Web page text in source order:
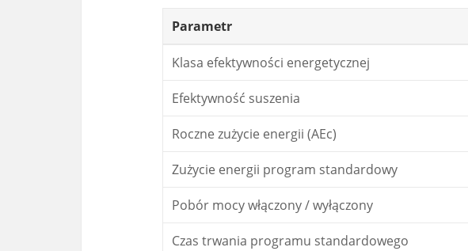
Parametr
Klasa efektywności energetycznej
Efektywność suszenia
Roczne zużycie energii (AEc)
Zużycie energii program standardowy
Pobór mocy włączony / wyłączony
Czas trwania programu standardowego